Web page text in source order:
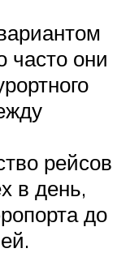
часто они
рейсов
в день,
до